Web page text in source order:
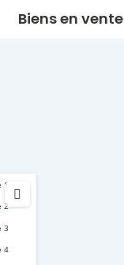
Biens en vente